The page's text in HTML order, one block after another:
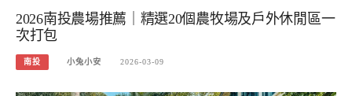
2026南投農場推薦｜精選20個農牧場及戶外休閒區一
次打包
南投 小兔小安 2026-03-09